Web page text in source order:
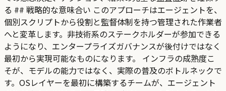
る ## 戦略的な意味合い このアプローチはエージェントを、
個別スクリプトから役割と監督体制を持つ管理された作業者
へと変革します。非技術系のステークホルダーが参加できる
ようになり、エンタープライズガバナンスが後付けではなく
最初から実現可能なものになります。 インフラの成熟度こ
そが、モデルの能力ではなく、実際の普及のボトルネックで
す。OSレイヤーを最初に構築するチームが、エージェント